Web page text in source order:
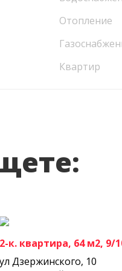
Отопление
Квартир
2-к. квартира, 64 м2, 9/
ул Дзержинского, 10